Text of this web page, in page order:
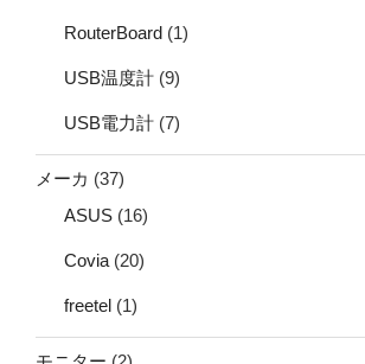
RouterBoard (1)
USB温度計 (9)
USB電力計 (7)
メーカ (37)
ASUS (16)
Covia (20)
freetel (1)